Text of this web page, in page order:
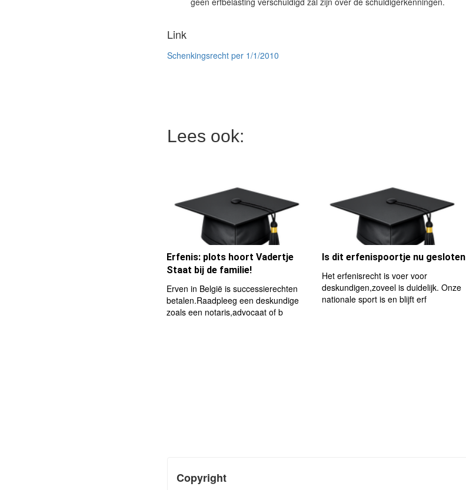
Link
Schenkingsrecht per 1/1/2010
Lees ook:
Erfenis: plots hoort Vadertje
Staat bij de familie!
Erven in België is successierechten
betalen.Raadpleeg een deskundige
zoals een notaris,advocaat of b
Is dit erfenispoortje nu gesloten
Het erfenisrecht is voer voor
deskundigen,zoveel is duidelijk. Onze
nationale sport is en blijft erf
Copyright